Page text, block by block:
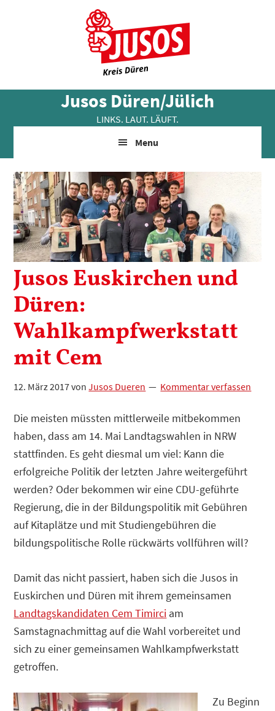
Jusos Düren/Jülich
LINKS. LAUT. LÄUFT.
Menu
Jusos Euskirchen und
Düren:
Wahlkampfwerkstatt
mit Cem
12. März 2017vonJusos Dueren Kommentar verfassen
Die meisten müssten mittlerweile mitbekommen
haben, dass am 14. Mai Landtagswahlen in NRW
stattfinden. Es geht diesmal um viel: Kann die
erfolgreiche Politik der letzten Jahre weitergeführt
werden? Oder bekommen wir eine CDU-geführte
Regierung, die in der Bildungspolitik mit Gebühren
auf Kitaplätze und mit Studiengebühren die
bildungspolitische Rolle rückwärts vollführen will?
Damit das nicht passiert, haben sich die Jusos in
Euskirchen und Düren mit ihrem gemeinsamen
Landtagskandidaten Cem Timirci am
Samstagnachmittag auf die Wahl vorbereitet und
sich zu einer gemeinsamen Wahlkampfwerkstatt
getroffen.
Zu Beginn